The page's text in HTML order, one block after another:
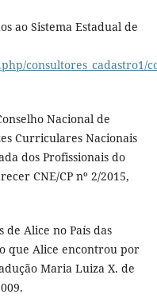
ao Sistema Estadual de
consultores_cadastro1/
Nacional de
Curriculares Nacionais
dos Profissionais do
CNE/CP nº 2/2015,
de Alice no País das
que Alice encontrou por
Maria Luiza X. de